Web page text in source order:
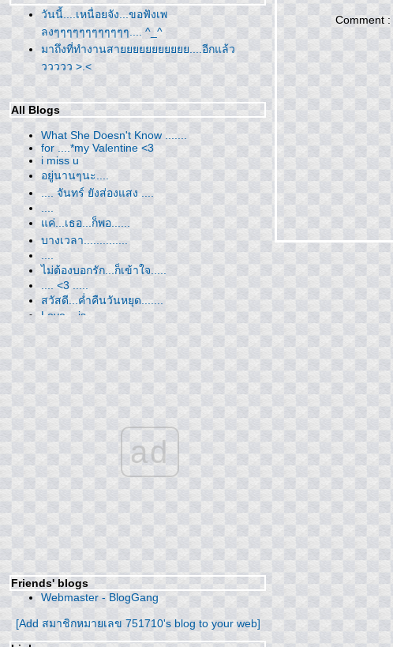
วันนี้....เหนื่อยจัง...ขอฟังเพ
ลงๆๆๆๆๆๆๆๆๆๆๆๆ.... ^_^
มาถึงที่ทำงานสายยยยยยยยยยย....อีกแล้ว
ววววว >.<
All Blogs
What She Doesn't Know .......
for ....*my Valentine <3
i miss u
อยู่นานๆนะ....
.... จันทร์ ยังส่องแสง ....
....
ค่...เธอ...ก็พอ......
บางเวลา..............
....
ไม่ต้องบอกรัก...ก็เข้าใจ.....
.... <3 .....
สวัสดี...ค่ำคืนวันหยุด.......
Love... is ..........
Sweet Wind
............
ความสุขหาง่าย...........
ที่นี่...ฝนกำลังตก.....
เธอ..จะมีฉัน........
ค่นี้ก็พอ.............
เธอ...จะลืมไหม.......
อีกหน่อยเธอคงเข้าใจ............ T_T
ชคดีที่มีเธอ....
คนพิเศษ......
ครั้งหนึ่งในความทรงจำ
*Best friend
ad
Friends' blogs
Webmaster - BlogGang
[Add สมาชิกหมายเลข 751710's blog to your web]
Comment :